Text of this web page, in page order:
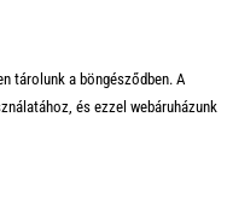
tárolunk a böngésződben. A
és ezzel webáruházunk